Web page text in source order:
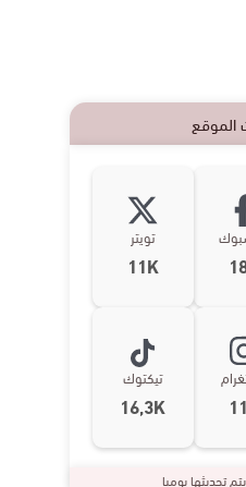
الموقع
تويتر
11K
تيكتوك
16,3K
تحديثها يوميا